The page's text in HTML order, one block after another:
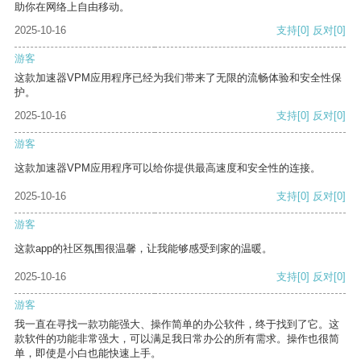
助你在网络上自由移动。
2025-10-16
支持[0] 反对[0]
游客
这款加速器VPM应用程序已经为我们带来了无限的流畅体验和安全性保
护。
2025-10-16
支持[0] 反对[0]
游客
这款加速器VPM应用程序可以给你提供最高速度和安全性的连接。
2025-10-16 支持[0] 反对[0]
游客
这款app的社区氛围很温馨，让我能够感受到家的温暖。
2025-10-16 支持[0] 反对[0]
游客
我一直在寻找一款功能强大、操作简单的办公软件，终于找到了它。这
款软件的功能非常强大，可以满足我日常办公的所有需求。操作也很简
单，即使是小白也能快速上手。